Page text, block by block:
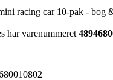
racing car 10-pak - bog
har varenummeret